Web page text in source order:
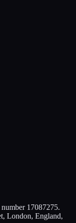
17087275.
London, England,